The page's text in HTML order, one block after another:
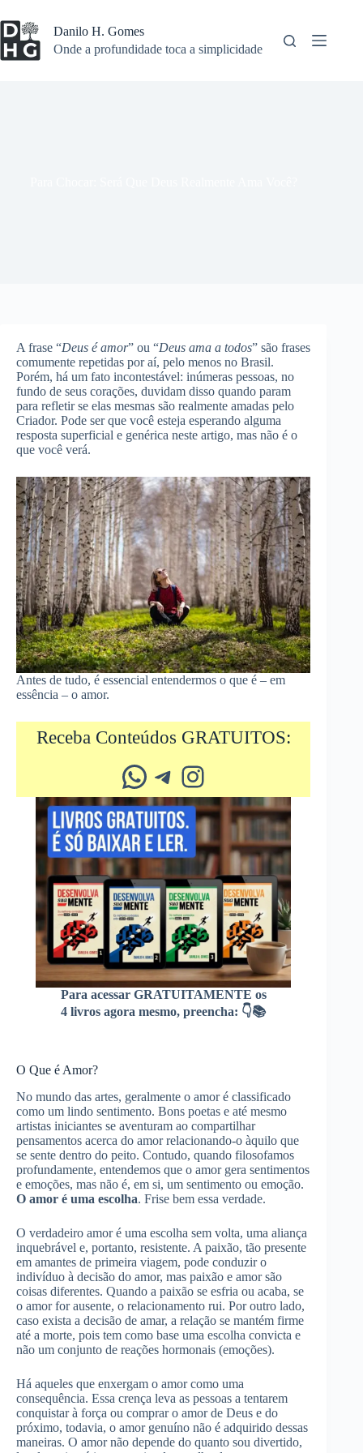
para
o
conteúdo
Danilo H. Gomes
Onde a profundidade toca a simplicidade
A frase “Deus é amor” ou “Deus ama a todos” são frases
comumente repetidas por aí, pelo menos no Brasil.
Porém, há um fato incontestável: inúmeras pessoas, no
fundo de seus corações, duvidam disso quando param
para refletir se elas mesmas são realmente amadas pelo
Criador. Pode ser que você esteja esperando alguma
resposta superficial e genérica neste artigo, mas não é o
que você verá.
Antes de tudo, é essencial entendermos o que é – em
essência – o amor.
Receba Conteúdos GRATUITOS:
Whatsapp Telegram Instagram
Para acessar GRATUITAMENTE os
4 livros agora mesmo, preencha: 👇📚
O Que é Amor?
No mundo das artes, geralmente o amor é classificado
como um lindo sentimento. Bons poetas e até mesmo
artistas iniciantes se aventuram ao compartilhar
pensamentos acerca do amor relacionando-o àquilo que
se sente dentro do peito. Contudo, quando filosofamos
profundamente, entendemos que o amor gera sentimentos
e emoções, mas não é, em si, um sentimento ou emoção.
O amor é uma escolha. Frise bem essa verdade.
O verdadeiro amor é uma escolha sem volta, uma aliança
inquebrável e, portanto, resistente. A paixão, tão presente
em amantes de primeira viagem, pode conduzir o
indivíduo à decisão do amor, mas paixão e amor são
coisas diferentes. Quando a paixão se esfria ou acaba, se
o amor for ausente, o relacionamento rui. Por outro lado,
caso exista a decisão de amar, a relação se mantém firme
até a morte, pois tem como base uma escolha convicta e
não um conjunto de reações hormonais (emoções).
Há aqueles que enxergam o amor como uma
consequência. Essa crença leva as pessoas a tentarem
conquistar à força ou comprar o amor de Deus e do
próximo, todavia, o amor genuíno não é adquirido dessas
maneiras. O amor não depende do quanto sou divertido,